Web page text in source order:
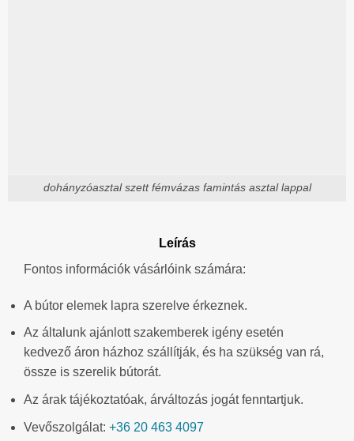
dohányzóasztal szett fémvázas famintás asztal lappal
Leírás
Fontos információk vásárlóink számára:
A bútor elemek lapra szerelve érkeznek.
Az általunk ajánlott szakemberek igény esetén
kedvező áron házhoz szállítják, és ha szükség van rá,
össze is szerelik bútorát.
Az árak tájékoztatóak, árváltozás jogát fenntartjuk.
Vevőszolgálat: +36 20 463 4097